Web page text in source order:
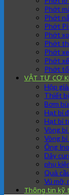
Phớt
Phớt
Phớt
Phớt
Phớt
Phớt
Phớt
Phớt
VẬT TƯ CƠ
Hộp
Thiết
Bơm
Hạt bi
Hạt bi
Vòng
Vòng
Ống
Dây
phụ
Quả
Vú mỡ,
Thông tin kỹ